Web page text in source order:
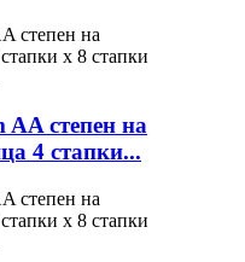
AA степен на
4 стапки...